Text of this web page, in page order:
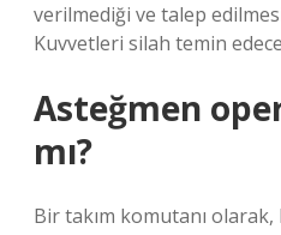
verilmediği ve talep
Kuvvetleri silah temin
Asteğmen
mı?
Bir takım komutanı